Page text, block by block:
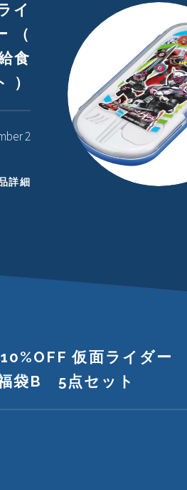
イ
（
食
）
2
詳細
仮面ライダー
袋B 5点セット